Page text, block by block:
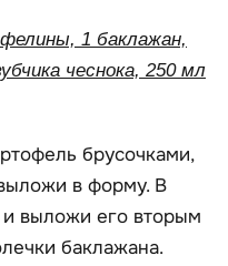
1 баклажан,
чеснока, 250 мл
брусочками,
в форму. В
выложи его вторым
баклажана.